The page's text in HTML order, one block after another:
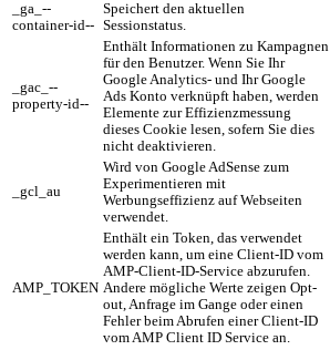
_ga_--
container-id--
Speichert den aktuellen
Sessionstatus.
_gac_--
property-id--
Enthält Informationen zu Kampagnen
für den Benutzer. Wenn Sie Ihr
Google Analytics- und Ihr Google
Ads Konto verknüpft haben, werden
Elemente zur Effizienzmessung
dieses Cookie lesen, sofern Sie dies
nicht deaktivieren.
_gcl_au
Wird von Google AdSense zum
Experimentieren mit
Werbungseffizienz auf Webseiten
verwendet.
AMP_TOKEN
Enthält ein Token, das verwendet
werden kann, um eine Client-ID vom
AMP-Client-ID-Service abzurufen.
Andere mögliche Werte zeigen Opt-
out, Anfrage im Gange oder einen
Fehler beim Abrufen einer Client-ID
vom AMP Client ID Service an.